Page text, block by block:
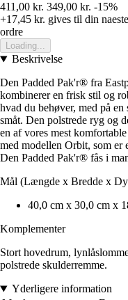
411,00 kr. 349,00 kr. -15%
+17,45 kr. gives til din
ordre
Loading...
Beskrivelse
Den Padded Pak'r® fra
kombinerer en frisk stil og
hvad du behøver, med på
småt. Den polstrede ryg og
en af vores mest
med modellen Orbit, som er
Den Padded Pak'r® fås i
Mål (Længde x Bredde x
40,0 cm x 30,0 cm x
Komplementer
Stort hovedrum,
polstrede skulderremme.
Yderligere information